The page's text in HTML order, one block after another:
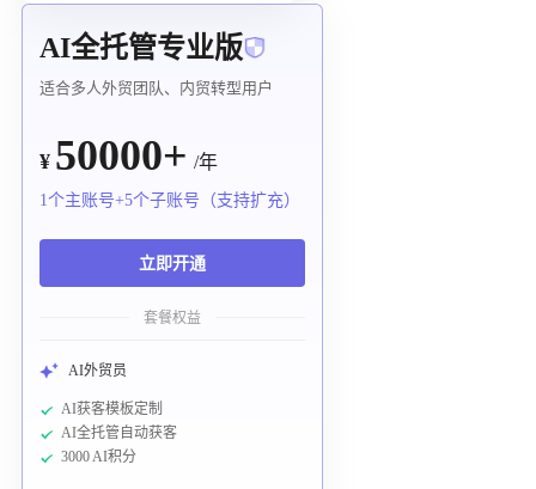
AI全托管专业版
适合多人外贸团队、内贸转型用户
¥ 50000+ /年
1个主账号+5个子账号（支持扩充）
立即开通
套餐权益
AI外贸员
AI获客模板定制
AI全托管自动获客
3000 AI积分